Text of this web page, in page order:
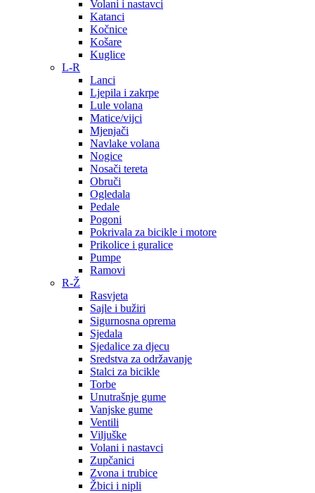
Volani i nastavci
Katanci
Kočnice
Košare
Kuglice
L-R
Lanci
Ljepila i zakrpe
Lule volana
Matice/vijci
Mjenjači
Navlake volana
Nogice
Nosači tereta
Obruči
Ogledala
Pedale
Pogoni
Pokrivala za bicikle i motore
Prikolice i guralice
Pumpe
Ramovi
R-Ž
Rasvjeta
Sajle i bužiri
Sigurnosna oprema
Sjedala
Sjedalice za djecu
Sredstva za održavanje
Stalci za bicikle
Torbe
Unutrašnje gume
Vanjske gume
Ventili
Viljuške
Volani i nastavci
Zupčanici
Zvona i trubice
Žbici i nipli